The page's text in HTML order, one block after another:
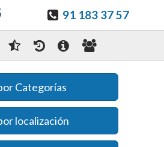
91 183 37 57
Categorías
localización